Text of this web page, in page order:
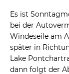
Es ist
bei der
Windeseile am
später in
Lake
dann folgt der